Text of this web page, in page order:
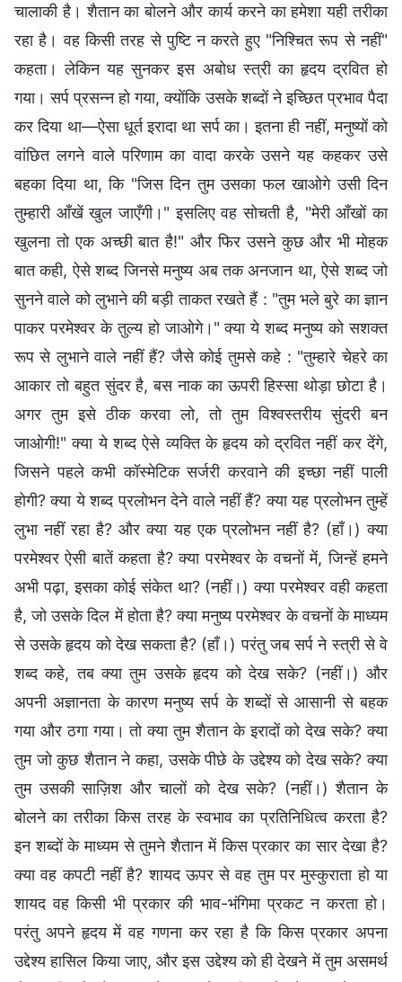
चालाकी है। शैतान का बोलने और कार्य करने का हमेशा यही तरीका
रहा है। वह किसी तरह से पुष्टि न करते हुए "निश्चित रूप से नहीं"
कहता। लेकिन यह सुनकर इस अबोध स्त्री का हृदय द्रवित हो
गया। सर्प प्रसन्न हो गया, क्योंकि उसके शब्दों ने इच्छित प्रभाव पैदा
कर दिया था—ऐसा धूर्त इरादा था सर्प का। इतना ही नहीं, मनुष्यों को
वांछित लगने वाले परिणाम का वादा करके उसने यह कहकर उसे
बहका दिया था, कि "जिस दिन तुम उसका फल खाओगे उसी दिन
तुम्हारी आँखें खुल जाएँगी।" इसलिए वह सोचती है, "मेरी आँखों का
खुलना तो एक अच्छी बात है!" और फिर उसने कुछ और भी मोहक
बात कही, ऐसे शब्द जिनसे मनुष्य अब तक अनजान था, ऐसे शब्द जो
सुनने वाले को लुभाने की बड़ी ताकत रखते हैं : "तुम भले बुरे का ज्ञान
पाकर परमेश्‍वर के तुल्य हो जाओगे।" क्या ये शब्द मनुष्य को सशक्त
रूप से लुभाने वाले नहीं हैं? जैसे कोई तुमसे कहे : "तुम्हारे चेहरे का
आकार तो बहुत सुंदर है, बस नाक का ऊपरी हिस्सा थोड़ा छोटा है।
अगर तुम इसे ठीक करवा लो, तो तुम विश्वस्तरीय सुंदरी बन
जाओगी!" क्या ये शब्द ऐसे व्यक्ति के हृदय को द्रवित नहीं कर देंगे,
जिसने पहले कभी कॉस्मेटिक सर्जरी करवाने की इच्छा नहीं पाली
होगी? क्या ये शब्द प्रलोभन देने वाले नहीं हैं? क्या यह प्रलोभन तुम्हें
लुभा नहीं रहा है? और क्या यह एक प्रलोभन नहीं है? (हाँ।) क्या
परमेश्वर ऐसी बातें कहता है? क्या परमेश्वर के वचनों में, जिन्हें हमने
अभी पढ़ा, इसका कोई संकेत था? (नहीं।) क्या परमेश्वर वही कहता
है, जो उसके दिल में होता है? क्या मनुष्य परमेश्वर के वचनों के माध्यम
से उसके हृदय को देख सकता है? (हाँ।) परंतु जब सर्प ने स्त्री से वे
शब्द कहे, तब क्या तुम उसके हृदय को देख सके? (नहीं।) और
अपनी अज्ञानता के कारण मनुष्य सर्प के शब्दों से आसानी से बहक
गया और ठगा गया। तो क्या तुम शैतान के इरादों को देख सके? क्या
तुम जो कुछ शैतान ने कहा, उसके पीछे के उद्देश्य को देख सके? क्या
तुम उसकी साज़िश और चालों को देख सके? (नहीं।) शैतान के
बोलने का तरीका किस तरह के स्वभाव का प्रतिनिधित्व करता है?
इन शब्दों के माध्यम से तुमने शैतान में किस प्रकार का सार देखा है?
क्या वह कपटी नहीं है? शायद ऊपर से वह तुम पर मुस्कुराता हो या
शायद वह किसी भी प्रकार की भाव-भंगिमा प्रकट न करता हो।
परंतु अपने हृदय में वह गणना कर रहा है कि किस प्रकार अपना
उद्देश्य हासिल किया जाए, और इस उद्देश्य को ही देखने में तुम असमर्थ